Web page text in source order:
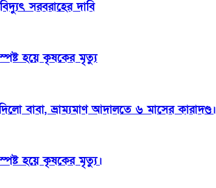
বিদ্যুৎ সরবরাহের দাবি
হয়ে কৃষকের মৃত্যু
বাবা, ভ্রাম্যমাণ আদালতে ৬ মাসের কারাদণ্ড।
হয়ে কৃষকের মৃত্যু।